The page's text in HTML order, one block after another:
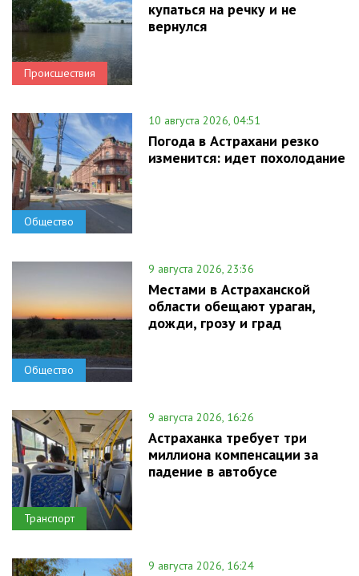
Происшествия
купаться на речку и не
вернулся
Общество
10 августа 2026, 04:51
Погода в Астрахани резко
изменится: идет похолодание
Общество
9 августа 2026, 23:36
Местами в Астраханской
области обещают ураган,
дожди, грозу и град
Транспорт
9 августа 2026, 16:26
Астраханка требует три
миллиона компенсации за
падение в автобусе
9 августа 2026, 16:24